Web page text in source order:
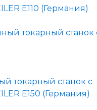
токарный станок с
E150 (Германия)